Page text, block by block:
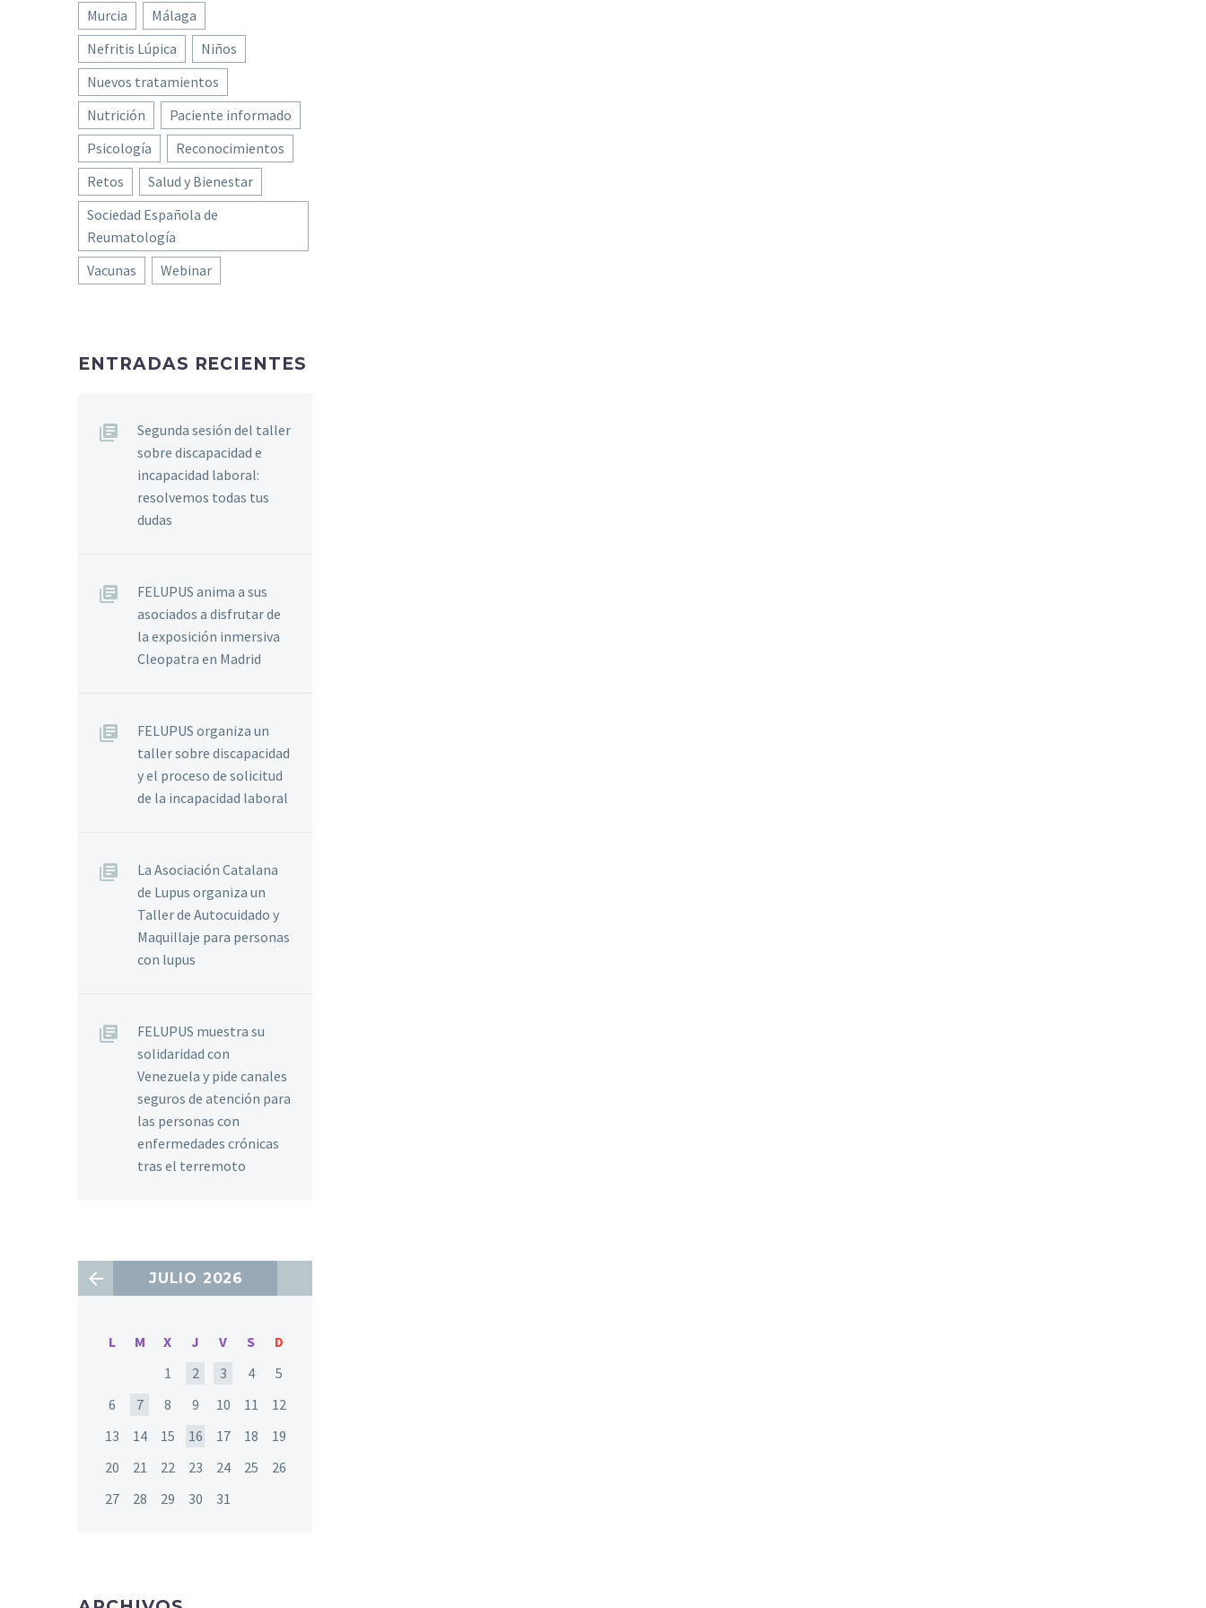
Murcia
Málaga
Nefritis Lúpica
Niños
Nuevos tratamientos
Nutrición
Paciente informado
Psicología
Reconocimientos
Retos
Salud y Bienestar
Sociedad Española de
Reumatología
Vacunas
Webinar
ENTRADAS RECIENTES
Segunda sesión del taller
sobre discapacidad e
incapacidad laboral:
resolvemos todas tus
dudas
FELUPUS anima a sus
asociados a disfrutar de
la exposición inmersiva
Cleopatra en Madrid
FELUPUS organiza un
taller sobre discapacidad
y el proceso de solicitud
de la incapacidad laboral
La Asociación Catalana
de Lupus organiza un
Taller de Autocuidado y
Maquillaje para personas
con lupus
FELUPUS muestra su
solidaridad con
Venezuela y pide canales
seguros de atención para
las personas con
enfermedades crónicas
tras el terremoto
JULIO 2026
L M X J V S
D
1
2 3 4
5
6
7 8 9 10 11
12
13
14 15 16 17 18
19
20
21 22 23 24 25
26
27
28 29 30 31